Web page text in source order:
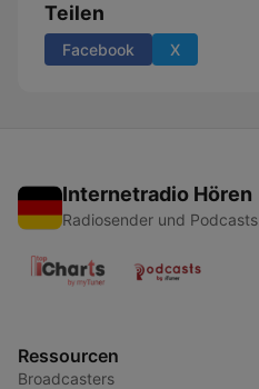
Teilen
Facebook X
Internetradio Hören
Radiosender und Podcasts
Ressourcen
Broadcasters